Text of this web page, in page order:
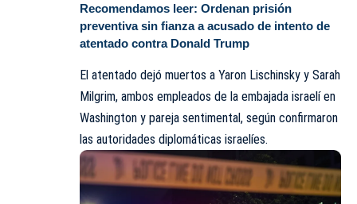
Recomendamos leer: Ordenan prisión
preventiva sin fianza a acusado de intento de
atentado contra Donald Trump
El atentado dejó muertos a Yaron Lischinsky y Sarah
Milgrim, ambos empleados de la embajada israelí en
Washington y pareja sentimental, según confirmaron
las autoridades diplomáticas israelíes.